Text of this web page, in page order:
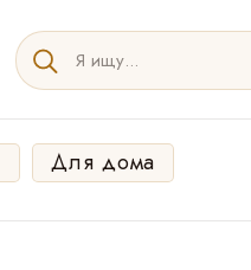
Для дома